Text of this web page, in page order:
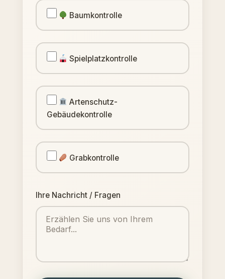
Baumkontrolle
Spielplatzkontrolle
Artenschutz-
Gebäudekontrolle
Grabkontrolle
Ihre Nachricht / Fragen